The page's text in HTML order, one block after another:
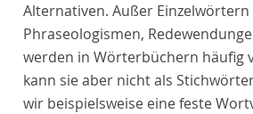
Alternativen. Außer
Phraseologismen,
werden in Wörterbüchern häufig
kann sie aber nicht als
wir beispielsweise eine feste